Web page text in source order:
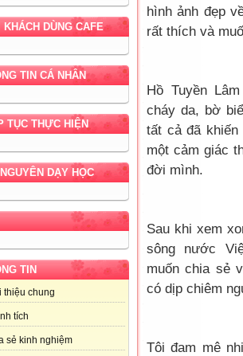
KHÁCH DÙNG CAFE
TIN CÁ NHÂN
TỤC THỰC HIỆN
DẠY HỌC
TIN
thiệu chung
tích
sẻ kinh nghiệm
hình ảnh đẹp
rất thích và
Hồ Tuyền
cháy da, bờ
tất cả đã khiến
một cảm giác
đời mình.
Sau khi xem
sông nước
muốn chia sẻ
có dịp chiêm
Tôi đam mê